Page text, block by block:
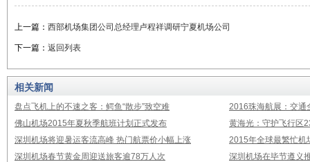
上一篇： 西部机场集团公司总经理卢程祥调研宁夏机场公司
下一篇： 返回列表
相关新闻
盘点飞机上的不速之客：鳄鱼“散步”致空难
2016珠海航展：交通
佛山机场2015年夏秋季航班计划正式发布
黄海光：守护飞行区
深圳机场将迎暑运客流高峰 热门航票价小幅上涨
2015年全球最繁忙机
深圳机场春节黄金周迎送旅客逾78万人次
深圳机场在毕节遵义